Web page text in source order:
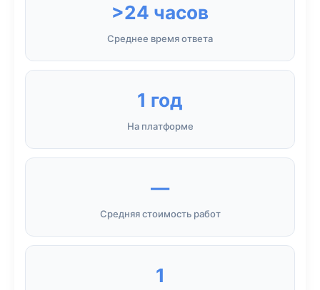
>24 часов
Среднее время ответа
1 год
На платформе
—
Средняя стоимость работ
1